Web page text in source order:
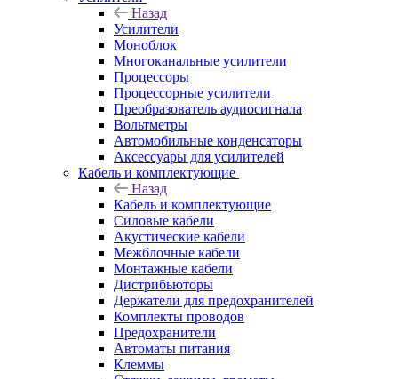
Назад
Усилители
Моноблок
Многоканальные усилители
Процессоры
Процессорные усилители
Преобразователь аудиосигнала
Вольтметры
Автомобильные конденсаторы
Аксессуары для усилителей
Кабель и комплектующие
Назад
Кабель и комплектующие
Силовые кабели
Акустические кабели
Межблочные кабели
Монтажные кабели
Дистрибьюторы
Держатели для предохранителей
Комплекты проводов
Предохранители
Автоматы питания
Клеммы